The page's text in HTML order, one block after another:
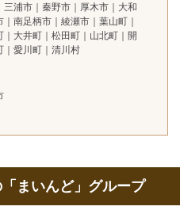
三浦市｜秦野市｜厚木市｜大和
南足柄市｜綾瀬市｜葉山町｜
大井町｜松田町｜山北町｜開
｜愛川町｜清川村
まいんど」グループ